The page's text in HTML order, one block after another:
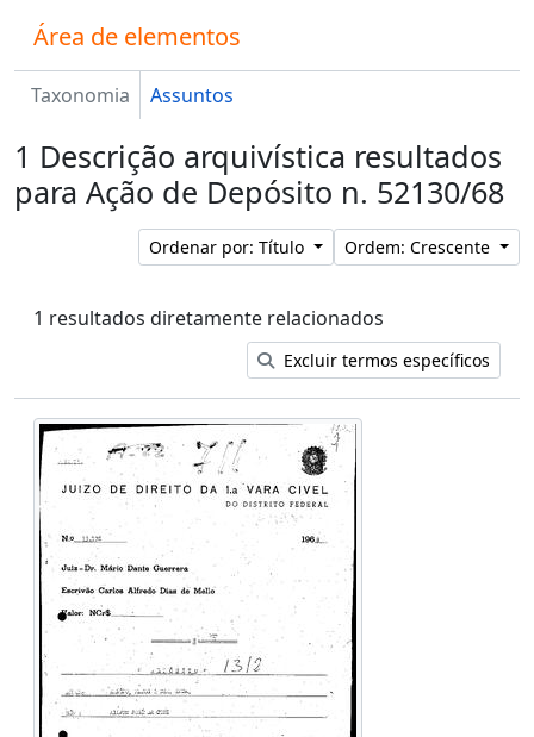
Área de elementos
Taxonomia Assuntos
1 Descrição arquivística resultados
para Ação de Depósito n. 52130/68
Ordenar por: Título Ordem: Crescente
1 resultados diretamente relacionados
Excluir termos específicos